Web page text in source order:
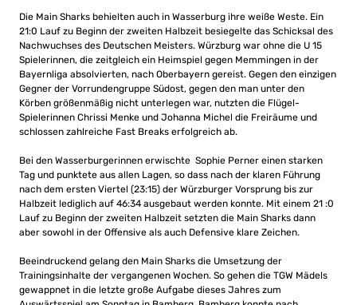
Die Main Sharks behielten auch in Wasserburg ihre weiße Weste. Ein
21:0 Lauf zu Beginn der zweiten Halbzeit besiegelte das Schicksal des
Nachwuchses des Deutschen Meisters. Würzburg war ohne die U 15
Spielerinnen, die zeitgleich ein Heimspiel gegen Memmingen in der
Bayernliga absolvierten, nach Oberbayern gereist. Gegen den einzigen
Gegner der Vorrundengruppe Südost, gegen den man unter den
Körben größenmäßig nicht unterlegen war, nutzten die Flügel-
Spielerinnen Chrissi Menke und Johanna Michel die Freiräume und
schlossen zahlreiche Fast Breaks erfolgreich ab.
Bei den Wasserburgerinnen erwischte Sophie Perner einen starken
Tag und punktete aus allen Lagen, so dass nach der klaren Führung
nach dem ersten Viertel (23:15) der Würzburger Vorsprung bis zur
Halbzeit lediglich auf 46:34 ausgebaut werden konnte. Mit einem 21 :0
Lauf zu Beginn der zweiten Halbzeit setzten die Main Sharks dann
aber sowohl in der Offensive als auch Defensive klare Zeichen.
Beeindruckend gelang den Main Sharks die Umsetzung der
Trainingsinhalte der vergangenen Wochen. So gehen die TGW Mädels
gewappnet in die letzte große Aufgabe dieses Jahres zum